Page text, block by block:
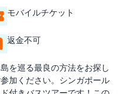
モバイルチケット
返金不可
を巡る最良の方法をお探し
加ください。シンガポール